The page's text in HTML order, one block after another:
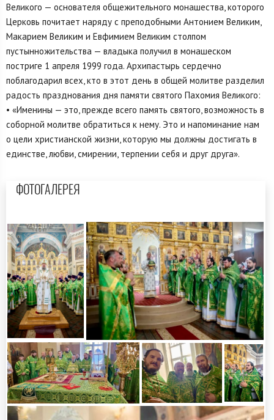
Великого — основателя общежительного монашества, которого
Церковь почитает наряду с преподобными Антонием Великим,
Макарием Великим и Евфимием Великим столпом
пустынножительства — владыка получил в монашеском
постриге 1 апреля 1999 года. Архипастырь сердечно
поблагодарил всех, кто в этот день в общей молитве разделил
радость празднования дня памяти святого Пахомия Великого:
• «Именины — это, прежде всего память святого, возможность в
соборной молитве обратиться к нему. Это и напоминание нам
о цели христианской жизни, которую мы должны достигать в
единстве, любви, смирении, терпении себя и друг друга».
ФОТОГАЛЕРЕЯ